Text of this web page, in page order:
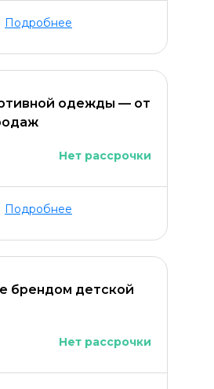
Подробнее
одежды — от
Нет рассрочки
Подробнее
брендом детской
Нет рассрочки